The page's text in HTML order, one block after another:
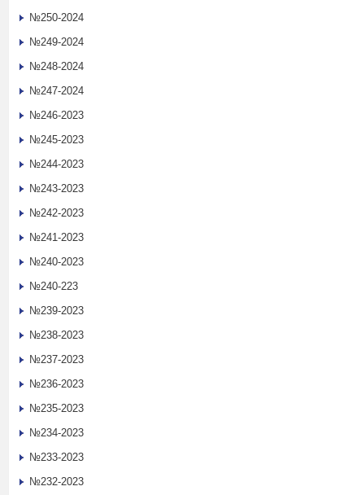
№250-2024
№249-2024
№248-2024
№247-2024
№246-2023
№245-2023
№244-2023
№243-2023
№242-2023
№241-2023
№240-2023
№240-223
№239-2023
№238-2023
№237-2023
№236-2023
№235-2023
№234-2023
№233-2023
№232-2023